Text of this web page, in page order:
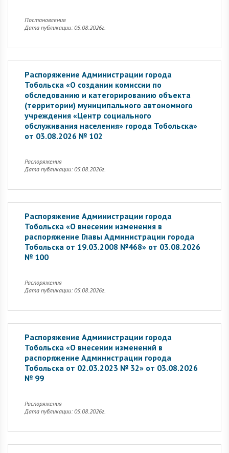
Постановления
Дата публикации: 05.08.2026г.
Распоряжение Администрации города
Тобольска «О создании комиссии по
обследованию и категорированию объекта
(территории) муниципального автономного
учреждения «Центр социального
обслуживания населения» города Тобольска»
от 03.08.2026 № 102
Распоряжения
Дата публикации: 05.08.2026г.
Распоряжение Администрации города
Тобольска «О внесении изменения в
распоряжение Главы Администрации города
Тобольска от 19.03.2008 №468» от 03.08.2026
№ 100
Распоряжения
Дата публикации: 05.08.2026г.
Распоряжение Администрации города
Тобольска «О внесении изменений в
распоряжение Администрации города
Тобольска от 02.03.2023 № 32» от 03.08.2026
№ 99
Распоряжения
Дата публикации: 05.08.2026г.